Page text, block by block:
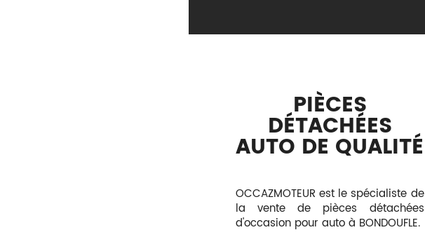
PIÈCES
DÉTACHÉES
AUTO DE QUALITÉ
OCCAZMOTEUR est le spécialiste de
la vente de pièces détachées
d'occasion pour auto à BONDOUFLE.